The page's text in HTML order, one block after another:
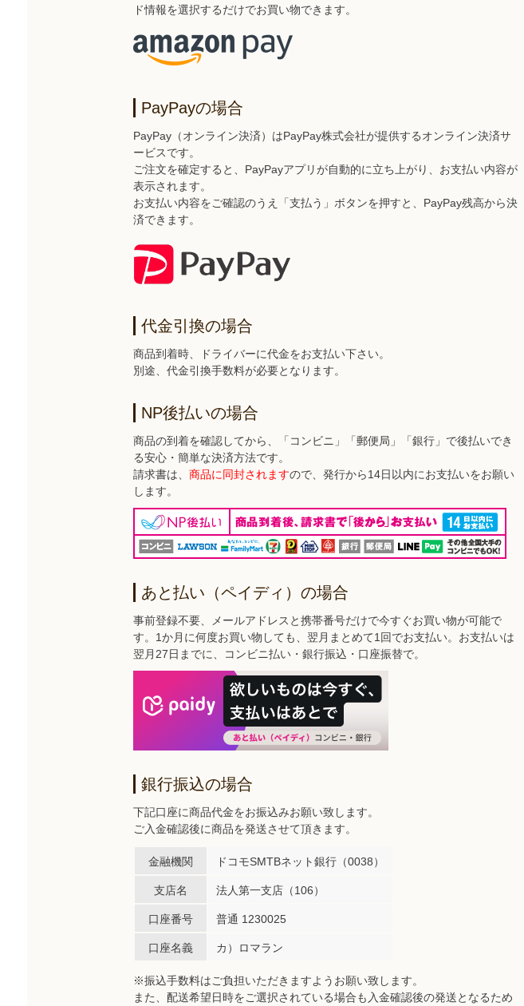
ド情報を選択するだけでお買い物できます。
PayPayの場合
PayPay（オンライン決済）はPayPay株式会社が提供するオンライン決済サ
ービスです。
ご注文を確定すると、PayPayアプリが自動的に立ち上がり、お支払い内容が
表示されます。
お支払い内容をご確認のうえ「支払う」ボタンを押すと、PayPay残高から決
済できます。
代金引換の場合
商品到着時、ドライバーに代金をお支払い下さい。
別途、代金引換手数料が必要となります。
NP後払いの場合
商品の到着を確認してから、「コンビニ」「郵便局」「銀行」で後払いでき
る安心・簡単な決済方法です。
請求書は、 商品に同封されますので、発行から14日以内にお支払いをお願い
します。
あと払い（ペイディ）の場合
事前登録不要、メールアドレスと携帯番号だけで今すぐお買い物が可能で
す。1か月に何度お買い物しても、翌月まとめて1回でお支払い。お支払いは
翌月27日までに、コンビニ払い・銀行振込・口座振替で。
銀行振込の場合
下記口座に商品代金をお振込みお願い致します。
ご入金確認後に商品を発送させて頂きます。
金融機関 ドコモSMTBネット銀行（0038）
支店名 法人第一支店（106）
口座番号 普通 1230025
口座名義 カ）ロマラン
※振込手数料はご負担いただきますようお願い致します。
また、配送希望日時をご選択されている場合も入金確認後の発送となるため